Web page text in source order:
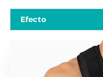
Efecto